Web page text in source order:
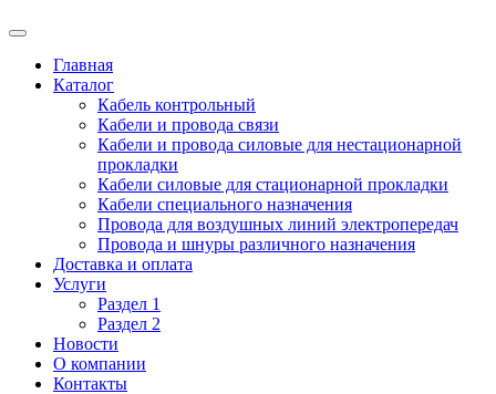
Главная
Каталог
Кабель контрольный
Кабели и провода связи
Кабели и провода силовые для нестационарной
прокладки
Кабели силовые для стационарной прокладки
Кабели специального назначения
Провода для воздушных линий электропередач
Провода и шнуры различного назначения
Доставка и оплата
Услуги
Раздел 1
Раздел 2
Новости
О компании
Контакты